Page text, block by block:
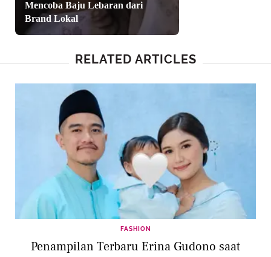
Mencoba Baju Lebaran dari
Brand Lokal
RELATED ARTICLES
FASHION
Penampilan Terbaru Erina Gudono saat